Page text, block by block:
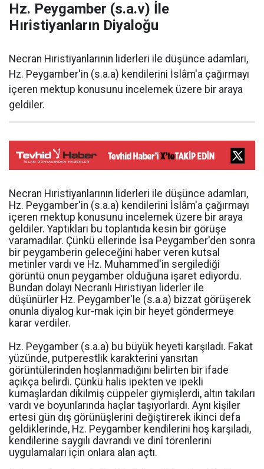
Hz. Peygamber (s.a.v) İle
Hıristiyanların Diyaloğu
Necran Hıristiyanlarının liderleri ile düşünce adamları,
Hz. Peygamber'in (s.a.a) kendilerini İslâm'a çağırmayı
içeren mektup konusunu incelemek üzere bir araya
geldiler.
Necran Hıristiyanlarının liderleri ile düşünce adamları,
Hz. Peygamber'in (s.a.a) kendilerini İslâm'a çağırmayı
içeren mektup konusunu incelemek üzere bir araya
geldiler. Yaptıkları bu toplantıda kesin bir görüşe
varamadılar. Çünkü ellerinde İsa Peygamber'den sonra
bir peygamberin geleceğini haber veren kutsal
metinler vardı ve Hz. Muhammed'in sergilediği
görüntü onun peygamber olduğuna işaret ediyordu.
Bundan dolayı Necranlı Hıristiyan liderler ile
düşünürler Hz. Peygamber'le (s.a.a) bizzat görüşerek
onunla diyalog kur-mak için bir heyet göndermeye
karar verdiler.
Hz. Peygamber (s.a.a) bu büyük heyeti karşıladı. Fakat
yüzünde, putperestlik karakterini yansıtan
görüntülerinden hoşlanmadığını belirten bir ifade
açıkça belirdi. Çünkü halis ipekten ve ipekli
kumaşlardan dikilmiş cüppeler giymişlerdi, altın takıları
vardı ve boyunlarında haçlar taşıyorlardı. Aynı kişiler
ertesi gün dış görünüşlerini değiştirerek ikinci defa
geldiklerinde, Hz. Peygamber kendilerini hoş karşıladı,
kendilerine saygılı davrandı ve dinî törenlerini
uygulamaları için onlara alan açtı.